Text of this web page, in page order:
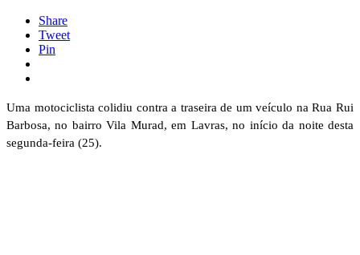
Share
Tweet
Pin
Uma motociclista colidiu contra a traseira de um veículo na Rua Rui
Barbosa, no bairro Vila Murad, em Lavras, no início da noite desta
segunda-feira (25).